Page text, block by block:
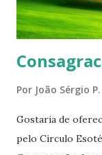
Por João Sérgio
Gostaria de
pelo Circulo